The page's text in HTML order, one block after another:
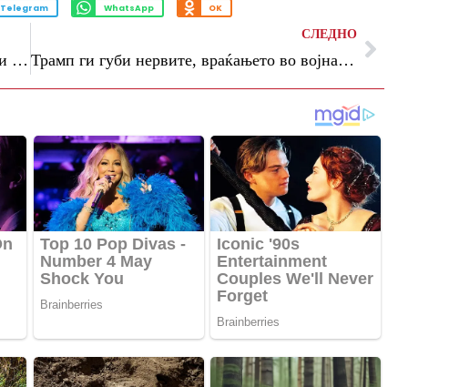
Telegram WhatsApp OK
Зеленски: Русија нема намера да ја заврши војната, се подготвуваме за нови напади
СЛЕДНО
Трамп ги губи нервите, враќањето во војната е сè поверојатно, пишува Си-ен-ен